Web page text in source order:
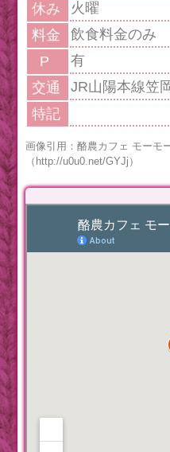
休み
火曜
料金
飲食料金のみ
P
有
交通
JR山陽本線笠
特記
画像引用：酪農カフェ モーモ
（http://u0u0.net/GYJj）